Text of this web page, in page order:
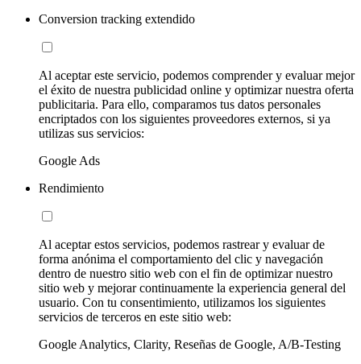
Conversion tracking extendido
Al aceptar este servicio, podemos comprender y evaluar mejor
el éxito de nuestra publicidad online y optimizar nuestra oferta
publicitaria. Para ello, comparamos tus datos personales
encriptados con los siguientes proveedores externos, si ya
utilizas sus servicios:
Google Ads
Rendimiento
Al aceptar estos servicios, podemos rastrear y evaluar de
forma anónima el comportamiento del clic y navegación
dentro de nuestro sitio web con el fin de optimizar nuestro
sitio web y mejorar continuamente la experiencia general del
usuario. Con tu consentimiento, utilizamos los siguientes
servicios de terceros en este sitio web:
Google Analytics, Clarity, Reseñas de Google, A/B-Testing